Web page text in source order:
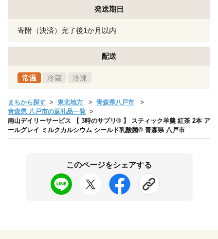
発送期日
寄附（決済）完了後1か月以内
配送
常温 冷蔵 冷凍
まちから探す 東北地方
青森県八戸市
青森県 八戸市の返礼品一覧
南山デイリーサービス 【 3時のサプリ® 】 スティック羊羹 紅茶 2本 ア
ールグレイ ミルクカルシウム シールド乳酸菌® 青森県 八戸市
このページをシェアする